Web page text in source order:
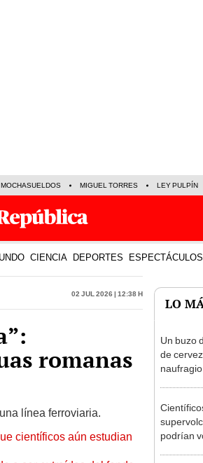
MIGUEL TORRES LEY PULPÍN
CIENCIA DEPORTES ESPECTÁCULOS
02 Jul 2026 | 12:38 h
romanas
línea ferroviaria.
científicos aún estudian
LO
Un buzo
de
naufragio
podrían